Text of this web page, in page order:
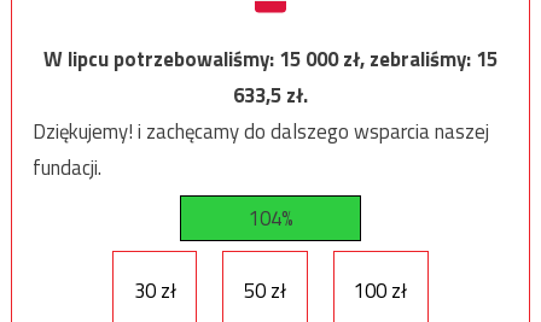
W lipcu potrzebowaliśmy:15 000zł, zebraliśmy:15
633,5zł.
Dziękujemy! i zachęcamy do dalszego wsparcia naszej
fundacji.
104%
30 zł 50 zł 100 zł